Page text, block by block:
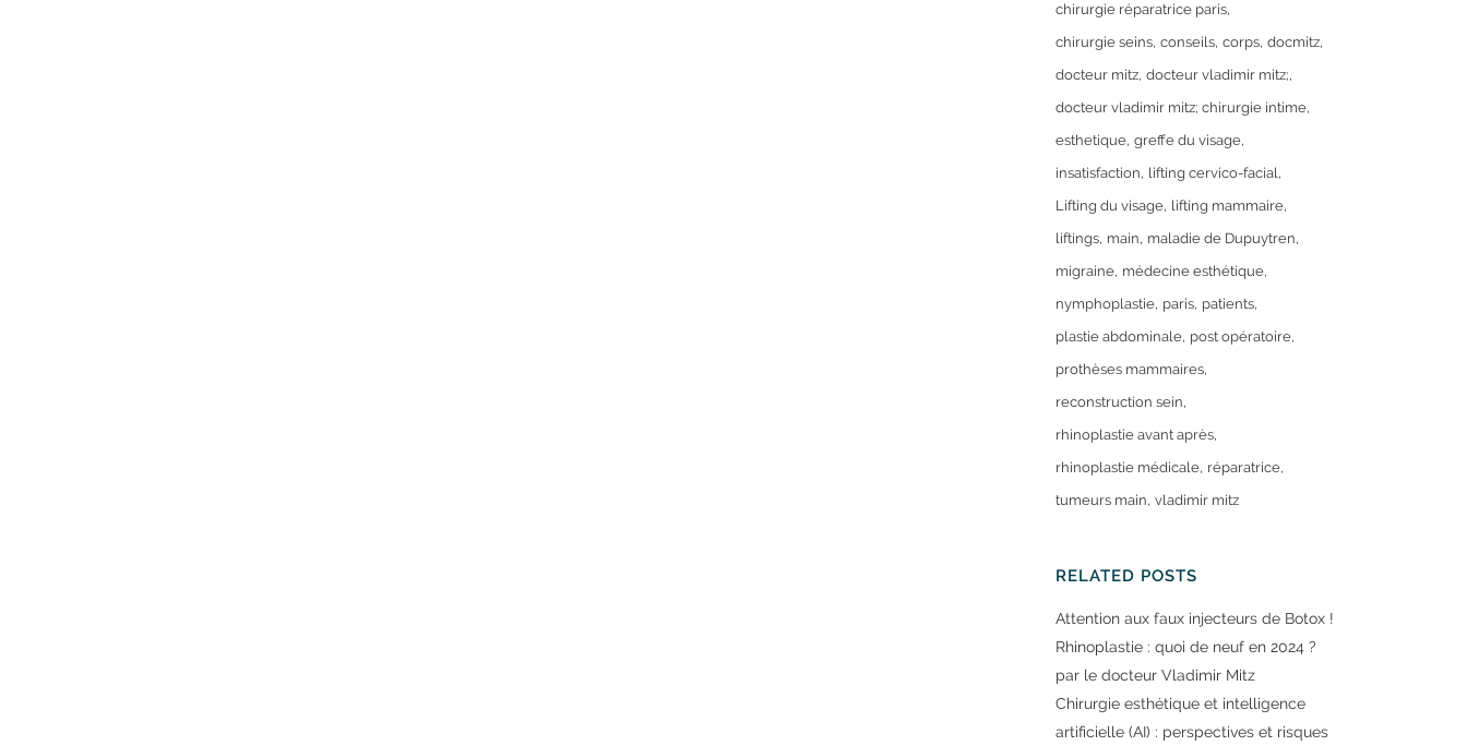
chirurgie réparatrice paris
chirurgie seins conseils corps docmitz
docteur mitz docteur vladimir mitz;
docteur vladimir mitz; chirurgie intime
esthetique greffe du visage
insatisfaction lifting cervico-facial
Lifting du visage lifting mammaire
liftings main maladie de Dupuytren
migraine médecine esthétique
nymphoplastie paris patients
plastie abdominale post opératoire
prothèses mammaires
reconstruction sein
rhinoplastie avant après
rhinoplastie médicale réparatrice
tumeurs main vladimir mitz
RELATED POSTS
Attention aux faux injecteurs de Botox !
Rhinoplastie : quoi de neuf en 2024 ?
par le docteur Vladimir Mitz
Chirurgie esthétique et intelligence
artificielle (AI) : perspectives et risques